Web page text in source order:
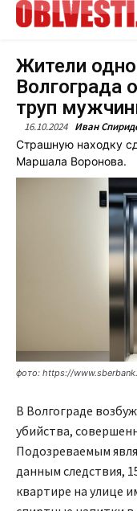
Жители
Волгограда
труп
16.10.2024 Иван
Страшную находку
Маршала Воронова.
фото: https://
В Волгограде
убийства,
Подозреваемым
данным следствия,
квартире на улице